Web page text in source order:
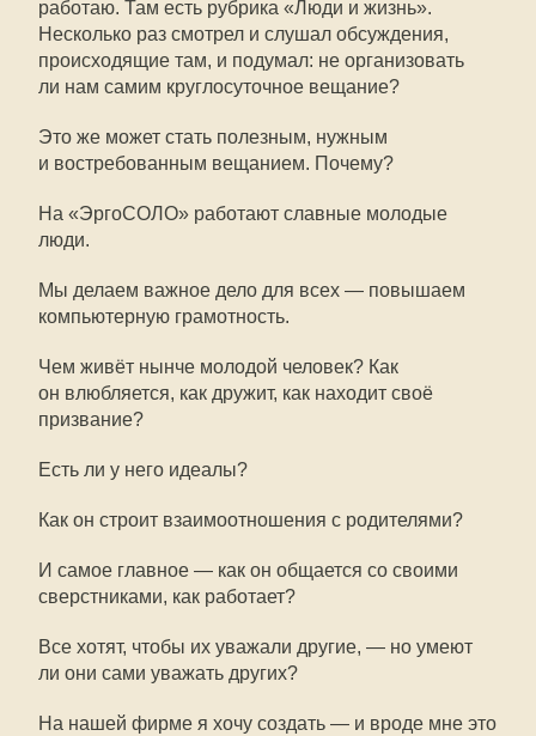
работаю. Там есть рубрика «Люди и жизнь».
Несколько раз смотрел и слушал обсуждения,
происходящие там, и подумал: не организовать
ли нам самим круглосуточное вещание?
Это же может стать полезным, нужным
и востребованным вещанием. Почему?
На «ЭргоСОЛО» работают славные молодые
люди.
Мы делаем важное дело для всех — повышаем
компьютерную грамотность.
Чем живёт нынче молодой человек? Как
он влюбляется, как дружит, как находит своё
призвание?
Есть ли у него идеалы?
Как он строит взаимоотношения с родителями?
И самое главное — как он общается со своими
сверстниками, как работает?
Все хотят, чтобы их уважали другие, — но умеют
ли они сами уважать других?
На нашей фирме я хочу создать — и вроде мне это